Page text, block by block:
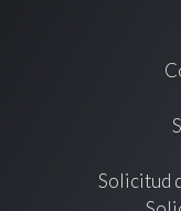
Solicitud